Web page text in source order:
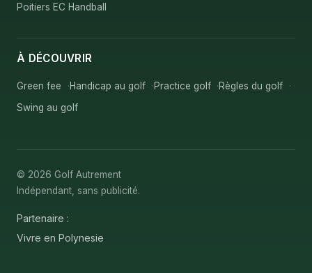
Poitiers EC Handball
À DÉCOUVRIR
Green fee Handicap au golf Practice golf
Règles du golf
Swing au golf
© 2026 Golf Autrement
Indépendant, sans publicité.
Partenaire :
Vivre en Polynesie